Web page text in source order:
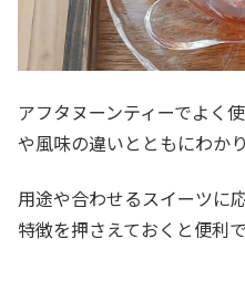
アフタヌーンティーでよく
や風味の違いとともにわか
用途や合わせるスイーツに
特徴を押さえておくと便利で